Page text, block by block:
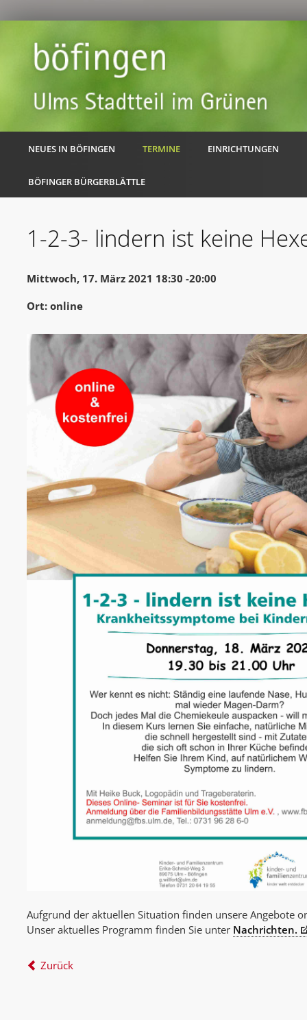
NEUES IN BÖFINGEN TERMINE EINRICHTUNGEN
BÖFINGER BÜRGERBLÄTTLE
1-2-3- lindern ist keine
Mittwoch, 17. März 2021 18:30 -20:00
Ort: online
Aufgrund der aktuellen Situation finden unsere Angebote
Unser aktuelles Programm finden Sie unter Nachrichten.
Zurück